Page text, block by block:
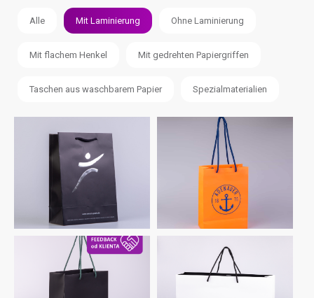
Alle Mit Laminierung Ohne Laminierung
Mit flachem Henkel Mit gedrehten Papiergriffen
Taschen aus waschbarem Papier Spezialmaterialien